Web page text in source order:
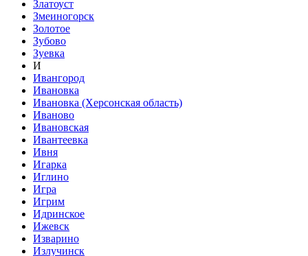
Златоуст
Змеиногорск
Золотое
Зубово
Зуевка
И
Ивангород
Ивановка
Ивановка (Херсонская область)
Иваново
Ивановская
Ивантеевка
Ивня
Игарка
Иглино
Игра
Игрим
Идринское
Ижевск
Изварино
Излучинск